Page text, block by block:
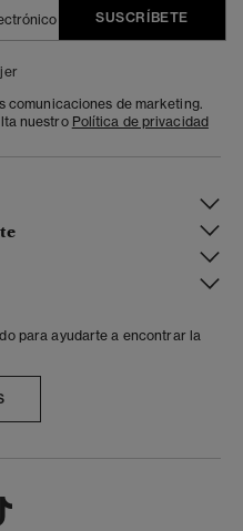
SUSCRÍBETE
comunicaciones de marketing.
nuestro Política de privacidad
para ayudarte a encontrar la